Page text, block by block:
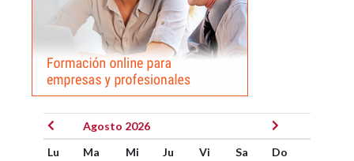
Agosto 2026
Lu
Ma Mi Ju Vi Sa
Do